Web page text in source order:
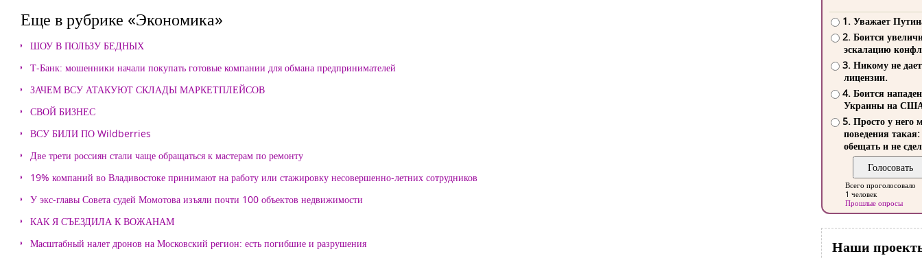
Еще в рубрике «Экономика»
ШОУ В ПОЛЬЗУ БЕДНЫХ
Т-Банк: мошенники начали покупать готовые компании для обмана предпринимателей
ЗАЧЕМ ВСУ АТАКУЮТ СКЛАДЫ МАРКЕТПЛЕЙСОВ
СВОЙ БИЗНЕС
ВСУ БИЛИ ПО Wildberries
Две трети россиян стали чаще обращаться к мастерам по ремонту
19% компаний во Владивостоке принимают на работу или стажировку несовершенно-летних сотрудников
У экс-главы Совета судей Момотова изъяли почти 100 объектов недвижимости
КАК Я СЪЕЗДИЛА К ВОЖАНАМ
Масштабный налет дронов на Московский регион: есть погибшие и разрушения
1. Уважает
2. Боится
эскалацию
3. Никому не
лицензии.
4. Боится
Украины на
5. Просто у него
поведения такая:
обещать и не
Всего проголосовало
1 человек
Прошлые опросы
Наши